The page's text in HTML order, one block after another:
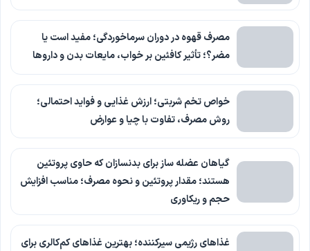
مصرف قهوه در دوران سرماخوردگی؛ مفید است یا
مضر؟؛ تأثیر کافئین بر خواب، مایعات بدن و داروها
خواص تخم شربتی؛ ارزش غذایی و فواید احتمالی؛
روش مصرف، تفاوت با چیا و عوارض
گیاهان عضله ساز برای بدنسازان که حاوی پروتئین
هستند؛ مقدار پروتئین و نحوه مصرف؛ مناسب افزایش
حجم و ریکاوری
غذاهای رژیمی سیرکننده؛ بهترین غذاهای کم‌کالری برای